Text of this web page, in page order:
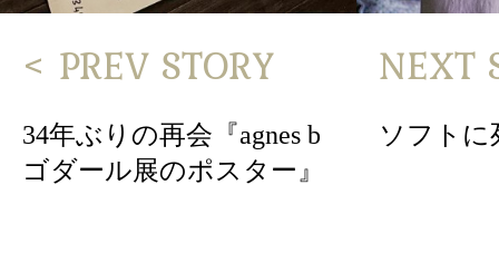
< PREV STORY
34年ぶりの再会『agnes b
ゴダール展のポスター』
NEXT
ソフトに